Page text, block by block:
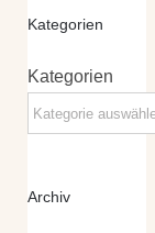
Kategorien
Kategorien
Archiv